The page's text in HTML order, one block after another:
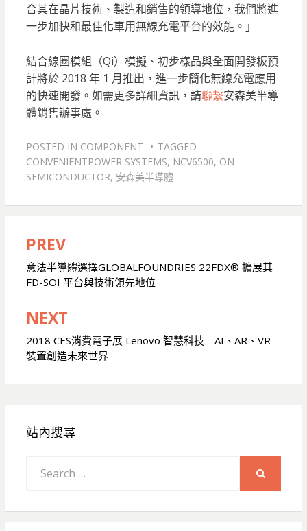
合其在晶片技術、製造和銷售的領導地位，我們將進
一步加快和最佳化車用無線充電平台的效能。」
結合線圈模組（Qi）模擬、初步樣品與全面開發板預
計將於 2018 年 1 月推出，進一步簡化無線充電應用
的快速開發。如需更多詳細資訊，請聯繫安森美半導
體銷售辦事處。
POSTED IN COMPONENT
TAGGED
CONVENIENTPOWER SYSTEMS, NCV6500, ON
SEMICONDUCTOR, 安森美半導體
文
章
導
覽
PREV
意法半導體選擇GLOBALFOUNDRIES 22FDX® 擴展其
FD-SOI 平台與技術領先地位
NEXT
2018 CES消費電子展 Lenovo 智慧科技 AI、AR、VR
裝置創造未來世界
站內搜尋
for: